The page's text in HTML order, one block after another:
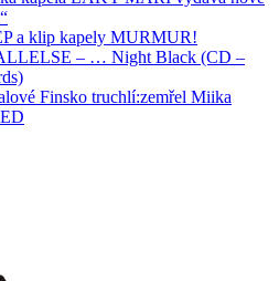
a klip kapely MURMUR!
– … Night Black (CD –
Finsko truchlí:zemřel Miika